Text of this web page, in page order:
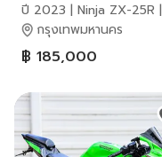
ปี 2023 | Ninja ZX-25R |
Kawasaki
กรุงเทพมหานคร
฿ 185,000